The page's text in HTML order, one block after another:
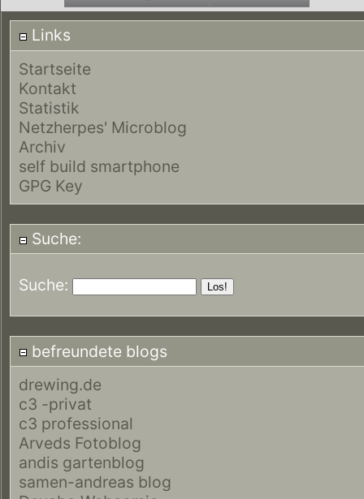
Links
Startseite
Kontakt
Statistik
Netzherpes' Microblog
Archiv
self build smartphone
GPG Key
Suche:
Suche:
befreundete blogs
drewing.de
c3 -privat
c3 professional
Arveds Fotoblog
andis gartenblog
samen-andreas blog